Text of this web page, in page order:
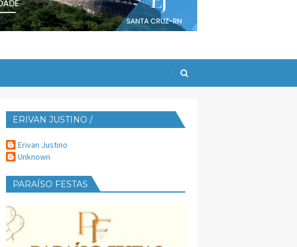
ERIVAN JUSTINO /
Erivan Justino
Unknown
PARAÍSO FESTAS